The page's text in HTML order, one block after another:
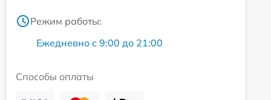
Режим работы:
Ежедневно с 9:00 до 21:00
Способы оплаты